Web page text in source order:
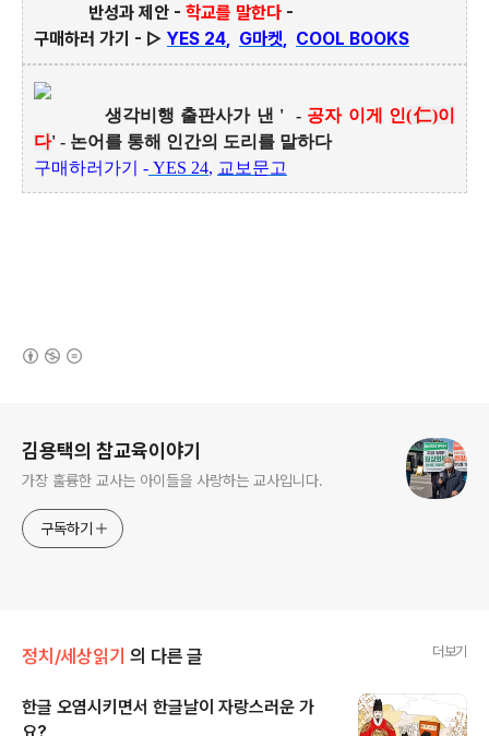
반성과 제안 - 학교를 말한다 -
구매하러 가기 - ▷ YES 24 G마켓 COOL BOOKS
생각비행 출판사가 낸 ' - 공자 이게 인(仁)이
다' - 논어를 통해 인간의 도리를 말하다
구매하러가기 - YES 24, 교보문고
김용택의 참교육이야기
가장 훌륭한 교사는 아이들을 사랑하는 교사입니다.
구독하기
정치/세상읽기 의 다른 글 더보기
한글 오염시키면서 한글날이 자랑스러운 가
요?